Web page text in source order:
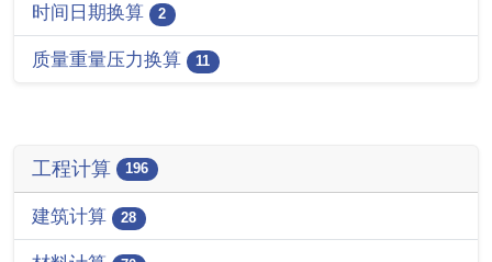
时间日期换算 2
质量重量压力换算 11
工程计算 196
建筑计算 28